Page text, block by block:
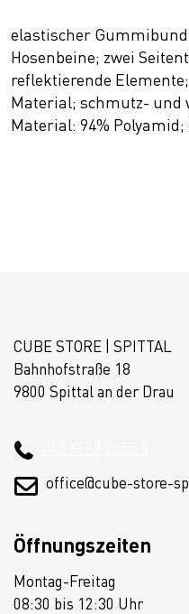
elastischer
Hosenbeine; zwei
reflektierende
Material; schmutz- und
Material: 94% Polyamid;
CUBE STORE | SPITTAL
Bahnhofstraße 18
9800 Spittal an der Drau
office@cube-store-
Öffnungszeiten
Montag-Freitag
08:30 bis 12:30 Uhr